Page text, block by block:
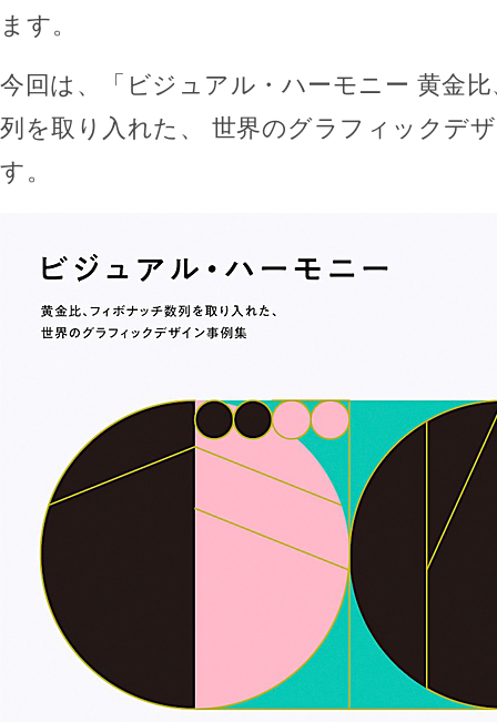
ます。
今回は、「ビジュアル・ハーモニー 黄金
列を取り入れた、 世界のグラフィックデ
す。